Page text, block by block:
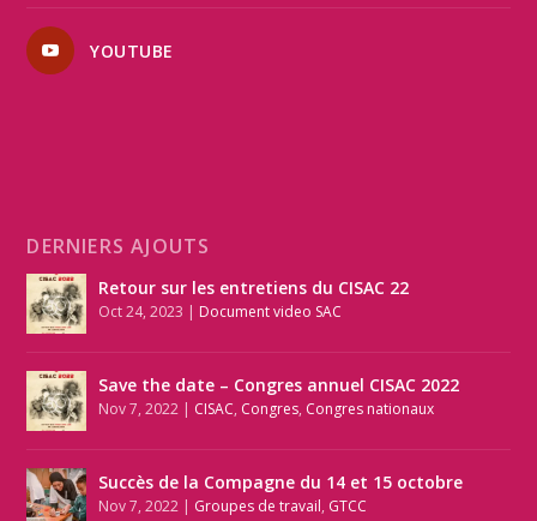
YOUTUBE
DERNIERS AJOUTS
Retour sur les entretiens du CISAC 22
Oct 24, 2023 | Document video SAC
Save the date – Congres annuel CISAC 2022
Nov 7, 2022 | CISAC, Congres, Congres nationaux
Succès de la Compagne du 14 et 15 octobre
Nov 7, 2022 | Groupes de travail, GTCC